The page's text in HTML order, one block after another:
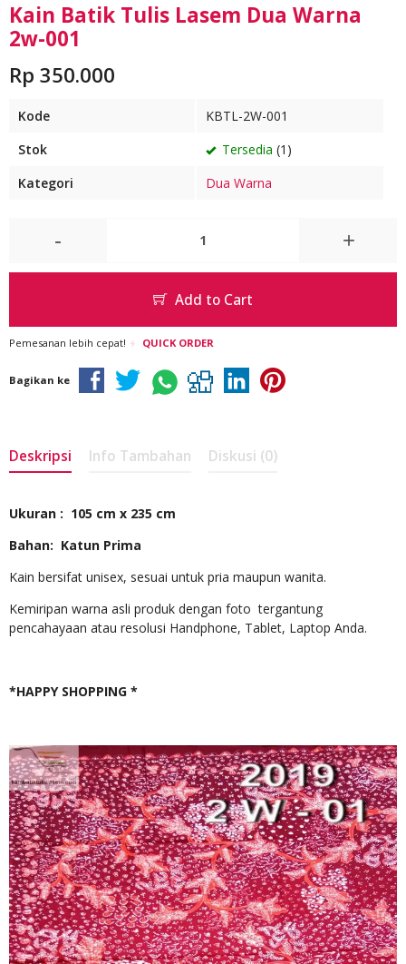
Kain Batik Tulis Lasem Dua Warna
2w-001
Rp 350.000
Kode
KBTL-2W-001
Stok
Tersedia (1)
Kategori
Dua Warna
- +
Add to Cart
Pemesanan lebih cepat! QUICK ORDER
Bagikan ke
Deskripsi Info Tambahan Diskusi (0)
Ukuran : 105 cm x 235 cm
Bahan: Katun Prima
Kain bersifat unisex, sesuai untuk pria maupun wanita.
Kemiripan warna asli produk dengan foto tergantung
pencahayaan atau resolusi Handphone, Tablet, Laptop Anda.
*HAPPY SHOPPING *